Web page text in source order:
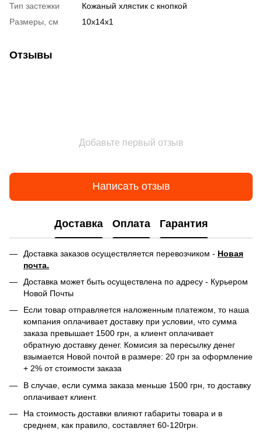
Тип застежки
Кожаный хлястик с кнопкой
Размеры, см
10х14х1
Отзывы
Добавьте первый отзыв
Написать отзыв
Доставка Оплата Гарантия
Доставка заказов осуществляется перевозчиком - Новая
почта.
Доставка может быть осуществлена по адресу - Курьером
Новой Почты
Если товар отправляется наложенным платежом, то наша
компания оплачивает доставку при условии, что сумма
заказа превышает 1500 грн, а клиент оплачивает
обратную доставку денег. Комисия за пересылку денег
взымается Новой почтой в размере: 20 грн за оформление
+ 2% от стоимости заказа
В случае, если сумма заказа меньше 1500 грн, то доставку
оплачивает клиент.
На стоимость доставки влияют габариты товара и в
среднем, как правило, составляет 60-120грн.